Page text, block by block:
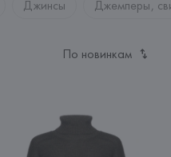
Джинсы Джемперы,
По новинкам